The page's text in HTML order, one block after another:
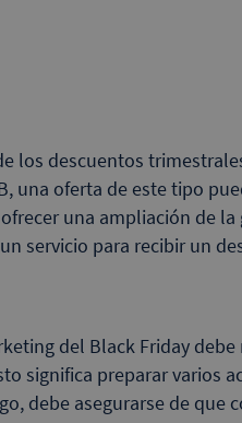
los descuentos
una oferta de este tipo
una ampliación de la
servicio para recibir un
del Black Friday
significa preparar varios
debe asegurarse de que